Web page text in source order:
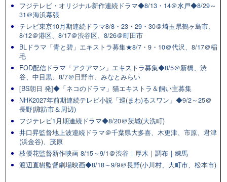
フジテレビ・オリジナル新作連続ドラマ◆8/13・14＠水戸◆8/29～
31＠海浜幕張
テレビ東京10月期連続ドラマ8/8・23・29・30＠埼玉県鶴ヶ島市、
8/12＠港区、8/17＠渋谷区、8/26＠町田市
BLドラマ「青と碧」エキストラ募集★8/7・9・10＠代沢、8/17＠稲
毛
FOD配信ドラマ「アクアマン」エキストラ募集◆8/5＠新橋、渋
谷、中目黒、8/7＠日野市、みなとみらい
[BS朝日 発]◆「ネコのドラマ」猫エキストラ＆飼い主募集
NHK2027年前期連続テレビ小説「巡(まわ)るスワン」◆9/2～25＠
長野(諏訪市＆周辺)
フジテレビ1月期連続ドラマ◆8/20＠茨城(大洗町)
井口昇監督地上波連続ドラマ＠千葉県大多喜、木更津、市原、君津
(浜金谷)、茂原
枝優花監督新作映画 8/15～9/1＠渋谷｜厚木｜調布｜練馬
渡辺直樹監督劇場映画◆8/18～9/9＠長野(小川村、大町市、松本市)